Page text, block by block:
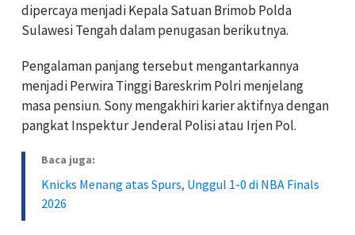
dipercaya menjadi Kepala Satuan Brimob Polda
Sulawesi Tengah dalam penugasan berikutnya.
Pengalaman panjang tersebut mengantarkannya
menjadi Perwira Tinggi Bareskrim Polri menjelang
masa pensiun. Sony mengakhiri karier aktifnya dengan
pangkat Inspektur Jenderal Polisi atau Irjen Pol.
Baca juga:
Knicks Menang atas Spurs, Unggul 1-0 di NBA Finals
2026